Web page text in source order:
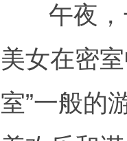
午夜，
美女在密
室”一般的